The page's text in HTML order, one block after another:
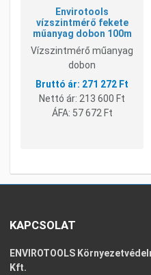
Envirotools
vízszintmérő fekete
műanyag dobon 100m
Vízszintmérő műanyag
dobon
271 272 Ft
Nettó ár: 213 600 Ft
ÁFA: 57 672 Ft
KAPCSOLAT
ENVIROTOOLS
Kft.